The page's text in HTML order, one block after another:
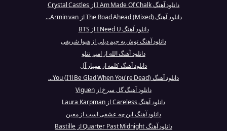
دانلود آهنگ I Am Made Of Chalk از Crystal Castles
دانلود آهنگ The Road Ahead (Mixed) از Armin van...
دانلود آهنگ I Need U از BTS
دانلود آهنگ توش به جیم دیلی از هیوا شریفی
دانلود آهنگ الله از امیر تتلو
دانلود آهنگ کلمه از مهیار آل
دانلود آهنگ (I'll Be Glad When You're Dead) You...
دانلود آهنگ گل سرخ از Viguen
دانلود آهنگ Careless از Laura Karpman
دانلود آهنگ این چه عشقی است از معین
دانلود آهنگ Quarter Past Midnight از Bastille